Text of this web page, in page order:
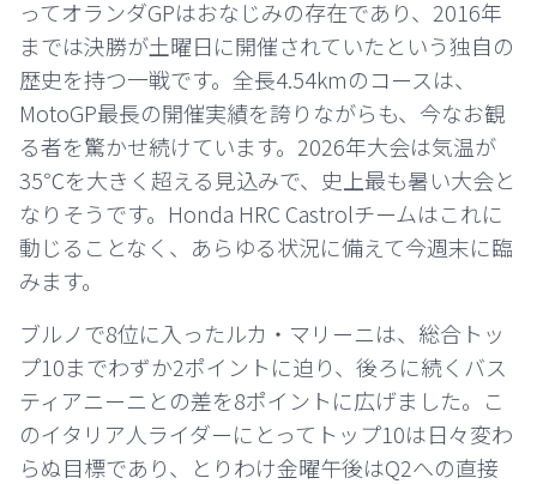
ってオランダGPはおなじみの存在であり、2016年
までは決勝が土曜日に開催されていたという独自の
歴史を持つ一戦です。全長4.54kmのコースは、
MotoGP最長の開催実績を誇りながらも、今なお観
る者を驚かせ続けています。2026年大会は気温が
35℃を大きく超える見込みで、史上最も暑い大会と
なりそうです。Honda HRC Castrolチームはこれに
動じることなく、あらゆる状況に備えて今週末に臨
みます。
ブルノで8位に入ったルカ・マリーニは、総合トッ
プ10までわずか2ポイントに迫り、後ろに続くバス
ティアニーニとの差を8ポイントに広げました。こ
のイタリア人ライダーにとってトップ10は日々変わ
らぬ目標であり、とりわけ金曜午後はQ2への直接